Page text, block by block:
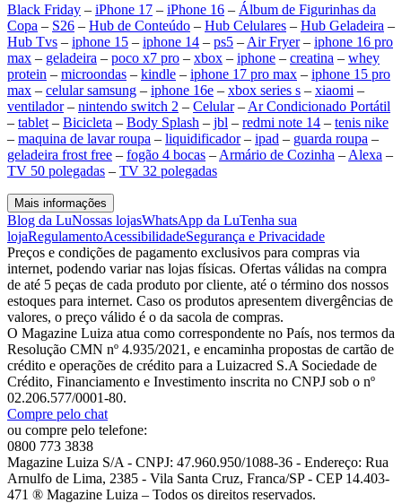
Black Friday – iPhone 17 – iPhone 16 – Álbum de Figurinhas da
Copa – S26 – Hub de Conteúdo – Hub Celulares – Hub Geladeira –
Hub Tvs – iphone 15 – iphone 14 – ps5 – Air Fryer– iphone 16 pro
max – geladeira – poco x7 pro – xbox – iphone – creatina – whey
protein – microondas – kindle – iphone 17 pro max – iphone 15 pro
max – celular samsung – iphone 16e – xbox series s – xiaomi –
ventilador– nintendo switch 2 – Celular– Ar Condicionado Portátil
– tablet – Bicicleta – Body Splash – jbl – redmi note 14 – tenis nike
– maquina de lavar roupa – liquidificador– ipad – guarda roupa –
geladeira frost free – fogão 4 bocas – Armário de Cozinha – Alexa –
TV 50 polegadas – TV 32 polegadas
Mais informações
Blog da LuNossas lojasWhatsApp da LuTenha sua
lojaRegulamentoAcessibilidadeSegurança e Privacidade
Preços e condições de pagamento exclusivos para compras via
internet, podendo variar nas lojas físicas. Ofertas válidas na compra
de até 5 peças de cada produto por cliente, até o término dos nossos
estoques para internet. Caso os produtos apresentem divergências de
valores, o preço válido é o da sacola de compras.
O Magazine Luiza atua como correspondente no País, nos termos da
Resolução CMN nº 4.935/2021, e encaminha propostas de cartão de
crédito e operações de crédito para a Luizacred S.A Sociedade de
Crédito, Financiamento e Investimento inscrita no CNPJ sob o nº
02.206.577/0001-80.
Compre pelo chat
ou compre pelo telefone:
0800 773 3838
Magazine Luiza S/A - CNPJ: 47.960.950/1088-36 - Endereço: Rua
Arnulfo de Lima, 2385 - Vila Santa Cruz, Franca/SP - CEP 14.403-
471 ® Magazine Luiza – Todos os direitos reservados.